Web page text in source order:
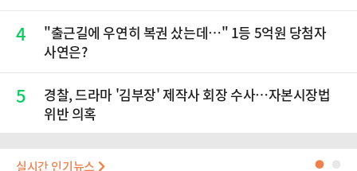
4
"출근길에 우연히 복권 샀는데…" 1등 5억원 당첨자
사연은?
5
경찰, 드라마 '김부장' 제작사 회장 수사…자본시장법
위반 의혹
실시간 인기뉴스 ●